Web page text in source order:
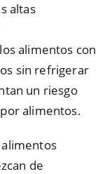
altas
alimentos con
sin refrigerar
un riesgo
alimentos.
de